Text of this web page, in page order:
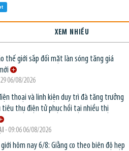
XEM NHIỀU
thế giới sắp đối mặt làn sóng tăng giá
06/08/2026
thoại và linh kiện duy trì đà tăng trưởng
tiêu thụ điện tử phục hồi tại nhiều thị
- 09:06 06/08/2026
hôm nay 6/8: Giằng co theo biên độ hẹp